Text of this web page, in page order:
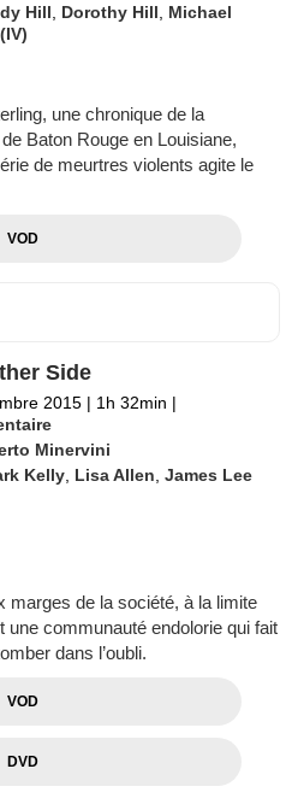
Hill Dorothy Hill
Michael
une chronique de la
Baton Rouge en Louisiane,
de meurtres violents agite le
VOD
Side
2015 | 1h 32min |
Minervini
Kelly Lisa Allen ,James Lee
marges de la société, à la limite
une communauté endolorie qui fait
dans l’oubli.
VOD
DVD